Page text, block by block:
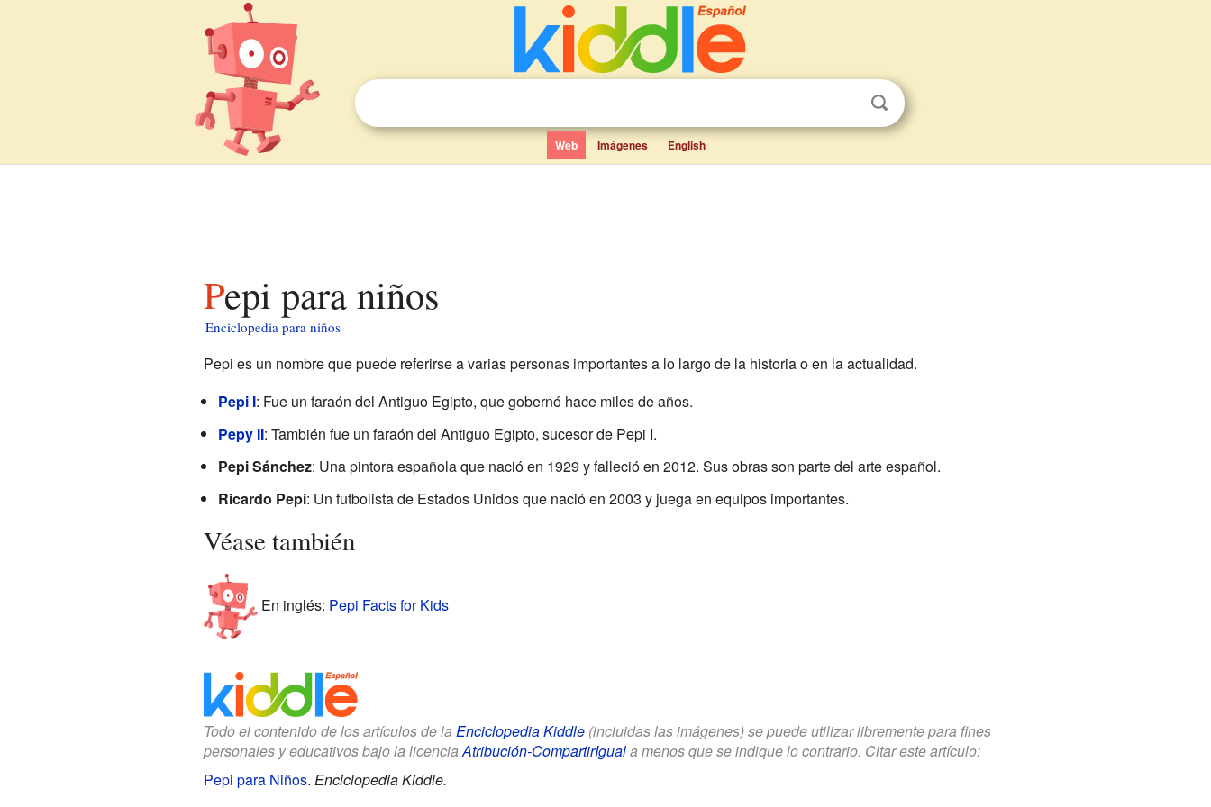
Web Imágenes English
Pepi para niños
Enciclopedia para niños
Pepi es un nombre que puede referirse a varias personas importantes a lo largo de la historia o en la actualidad.
Pepi I: Fue un faraón del Antiguo Egipto, que gobernó hace miles de años.
Pepy II: También fue un faraón del Antiguo Egipto, sucesor de Pepi I.
Pepi Sánchez: Una pintora española que nació en 1929 y falleció en 2012. Sus obras son parte del arte español.
Ricardo Pepi: Un futbolista de Estados Unidos que nació en 2003 y juega en equipos importantes.
Véase también
En inglés: Pepi Facts for Kids
Todo el contenido de los artículos de la Enciclopedia Kiddle(incluidas las imágenes) se puede utilizar libremente para fines
personales y educativos bajo la licenciaAtribución-CompartirIguala menos que se indique lo contrario. Citar este artículo:
Pepi para Niños. Enciclopedia Kiddle.